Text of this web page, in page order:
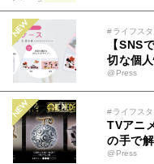
#ライフス
【SNS
切な個
ザイン
7日発売
@Press
#ライフス
TVアニ
の手で
が登場
@Press